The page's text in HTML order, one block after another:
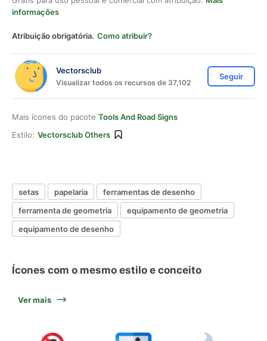
informações
Atribuição obrigatória. Como atribuir?
Vectorsclub
Visualizar todos os recursos de 37,102
Seguir
Mais ícones do pacote Tools And Road Signs
Estilo: Vectorsclub Others
setas papelaria
ferramentas de desenho
ferramenta de geometria
equipamento de geometria
equipamento de desenho
Ícones com o mesmo estilo e conceito
Ver mais